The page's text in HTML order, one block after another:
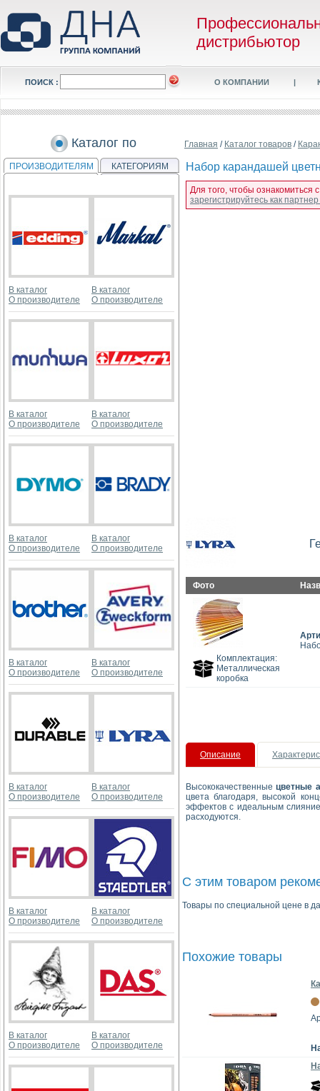
дистрибьютор
ПОИСК : О КОМПАНИИ |
Каталог по
ПРОИЗВОДИТЕЛЯМ КАТЕГОРИЯМ
В каталог
О производителе
В каталог
О производителе
В каталог
О производителе
В каталог
О производителе
В каталог
О производителе
В каталог
О производителе
В каталог
О производителе
В каталог
О производителе
В каталог
О производителе
В каталог
О производителе
В каталог
О производителе
В каталог
О производителе
В каталог
О производителе
В каталог
О производителе
Главная / Каталог товаров /
Набор карандашей
Для того, чтобы
зарегистрируйтесь как
Фото
Комплектация:
Металлическая
коробка
Описание
Высококачественныецветные
цвета благодаря, высокой
эффектов с идеальным
расходуются.
С этим товаром
Товары по специальной цене в
Похожие товары